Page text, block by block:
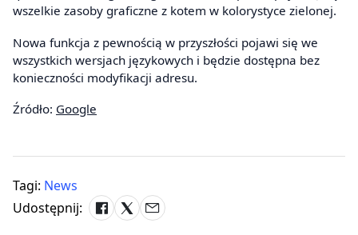
wszelkie zasoby graficzne z kotem w kolorystyce zielonej.
Nowa funkcja z pewnością w przyszłości pojawi się we
wszystkich wersjach językowych i będzie dostępna bez
konieczności modyfikacji adresu.
Źródło: Google
Tagi: News
Udostępnij: